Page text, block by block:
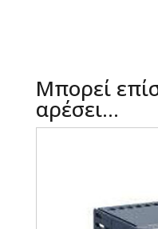
Μπορεί
αρέσει…